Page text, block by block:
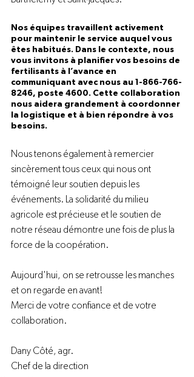
Nos équipes travaillent activement
pour maintenir le service auquel vous
êtes habitués. Dans le contexte, nous
vous invitons à planifier vos besoins de
fertilisants à l’avance en
communiquant avec nous au 1-866-766-
8246, poste 4600. Cette collaboration
nous aidera grandement à coordonner
la logistique et à bien répondre à vos
besoins.
Nous tenons également à remercier
sincèrement tous ceux qui nous ont
témoigné leur soutien depuis les
événements. La solidarité du milieu
agricole est précieuse et le soutien de
notre réseau démontre une fois de plus la
force de la coopération.
Aujourd'hui, on se retrousse les manches
et on regarde en avant!
Merci de votre confiance et de votre
collaboration.
Dany Côté, agr.
Chef de la direction